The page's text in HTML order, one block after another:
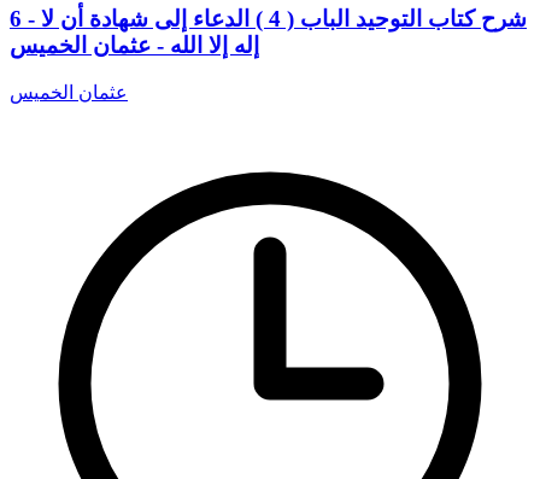
6 - شرح كتاب التوحيد الباب ( 4 ) الدعاء إلى شهادة أن لا
إله إلا الله - عثمان الخميس
عثمان الخميس